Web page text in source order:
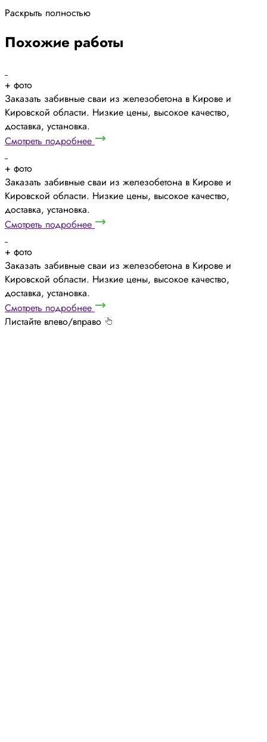
Раскрыть полностью
Похожие работы
+ фото
Заказать забивные сваи из железобетона в Кирове и
Кировской области. Низкие цены, высокое качество,
доставка, установка.
Смотреть подробнее
+ фото
Заказать забивные сваи из железобетона в Кирове и
Кировской области. Низкие цены, высокое качество,
доставка, установка.
Смотреть подробнее
+ фото
Заказать забивные сваи из железобетона в Кирове и
Кировской области. Низкие цены, высокое качество,
доставка, установка.
Смотреть подробнее
Листайте влево/вправо